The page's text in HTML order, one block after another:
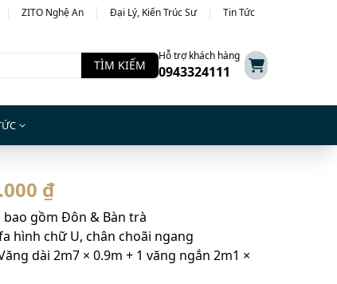
ZITO Nghệ An Đại Lý, Kiến Trúc Sư Tin Tức
TÌM KIẾM
Hỗ trợ khách hàng
0943324111
₫
bao gồm Đôn & Bàn trà
hình chữ U, chân choãi ngang
dài 2m7 × 0.9m + 1 văng ngắn 2m1 ×